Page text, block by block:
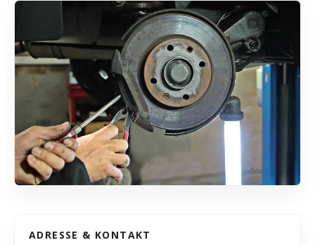
ADRESSE & KONTAKT